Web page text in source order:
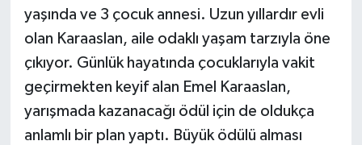
yaşında ve 3 çocuk annesi. Uzun yıllardır evli
olan Karaaslan, aile odaklı yaşam tarzıyla öne
çıkıyor. Günlük hayatında çocuklarıyla vakit
geçirmekten keyif alan Emel Karaaslan,
yarışmada kazanacağı ödül için de oldukça
anlamlı bir plan yaptı. Büyük ödülü alması
Şenpazar Haberleri
Seydiler Haberleri
Taşköprü Haberleri